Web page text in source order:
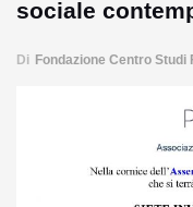
sociale
Di Fondazione Centro Studi